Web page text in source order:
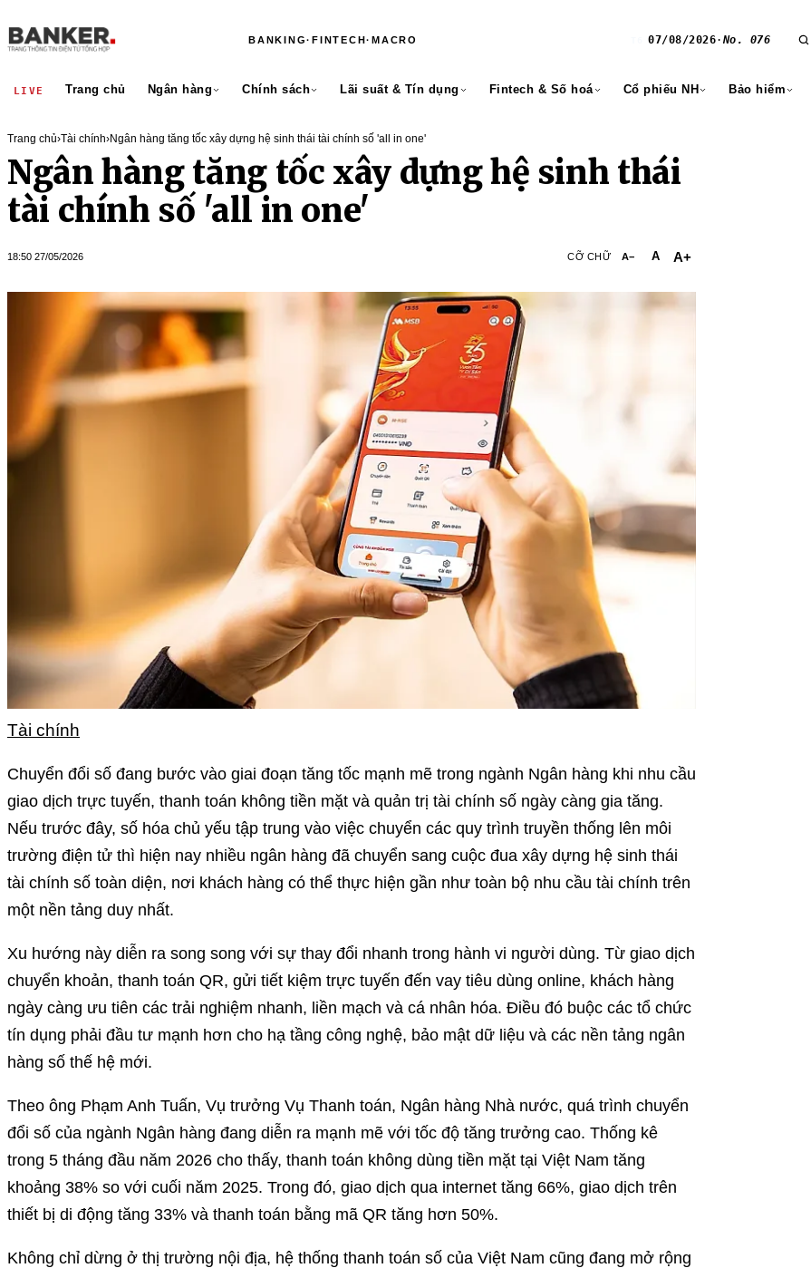
BANKING·FINTECH·MACRO 07/08/2026· No. 076
LIVE Trang chủ Ngân hàng Chính sách Lãi suất & Tín dụng Fintech & Số hoá Cổ phiếu NH Bảo hiểm
Trang chủ›Tài chính›Ngân hàng tăng tốc xây dựng hệ sinh thái tài chính số 'all in one'
Ngân hàng tăng tốc xây dựng hệ sinh thái
tài chính số 'all in one'
18:50 27/05/2026 CỠ CHỮ A− A A+
Tài chính
Chuyển đổi số đang bước vào giai đoạn tăng tốc mạnh mẽ trong ngành Ngân hàng khi nhu cầu
giao dịch trực tuyến, thanh toán không tiền mặt và quản trị tài chính số ngày càng gia tăng.
Nếu trước đây, số hóa chủ yếu tập trung vào việc chuyển các quy trình truyền thống lên môi
trường điện tử thì hiện nay nhiều ngân hàng đã chuyển sang cuộc đua xây dựng hệ sinh thái
tài chính số toàn diện, nơi khách hàng có thể thực hiện gần như toàn bộ nhu cầu tài chính trên
một nền tảng duy nhất.
Xu hướng này diễn ra song song với sự thay đổi nhanh trong hành vi người dùng. Từ giao dịch
chuyển khoản, thanh toán QR, gửi tiết kiệm trực tuyến đến vay tiêu dùng online, khách hàng
ngày càng ưu tiên các trải nghiệm nhanh, liền mạch và cá nhân hóa. Điều đó buộc các tổ chức
tín dụng phải đầu tư mạnh hơn cho hạ tầng công nghệ, bảo mật dữ liệu và các nền tảng ngân
hàng số thế hệ mới.
Theo ông Phạm Anh Tuấn, Vụ trưởng Vụ Thanh toán, Ngân hàng Nhà nước, quá trình chuyển
đổi số của ngành Ngân hàng đang diễn ra mạnh mẽ với tốc độ tăng trưởng cao. Thống kê
trong 5 tháng đầu năm 2026 cho thấy, thanh toán không dùng tiền mặt tại Việt Nam tăng
khoảng 38% so với cuối năm 2025. Trong đó, giao dịch qua internet tăng 66%, giao dịch trên
thiết bị di động tăng 33% và thanh toán bằng mã QR tăng hơn 50%.
Không chỉ dừng ở thị trường nội địa, hệ thống thanh toán số của Việt Nam cũng đang mở rộng